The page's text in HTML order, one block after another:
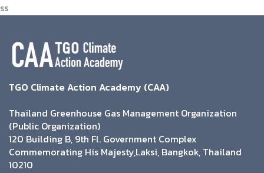
ss
TGO Climate Action Academy (CAA)
Thailand Greenhouse Gas Management Organization
(Public Organization)
120 Building B, 9th Fl. Government Complex
Commemorating His Majesty,Laksi, Bangkok, Thailand
10210